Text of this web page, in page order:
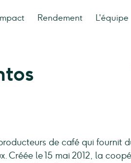
Rendement L'équipe
de café qui fournit
Créée le 15 mai 2012, la